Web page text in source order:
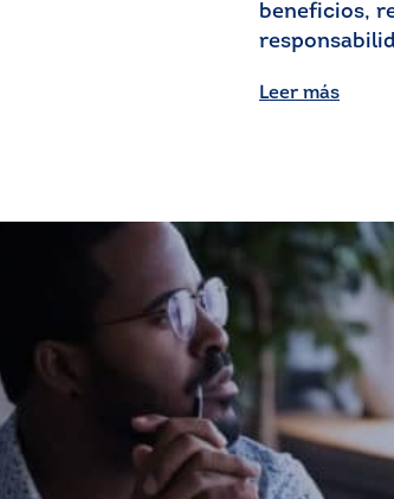
beneficios,
Leer más